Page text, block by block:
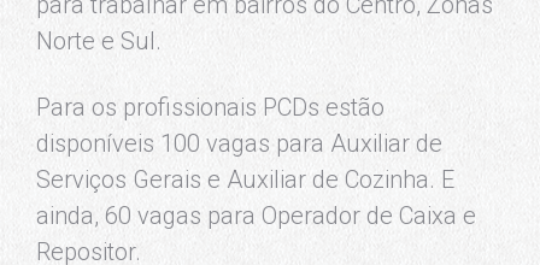
Norte e Sul.
Para os profissionais PCDs estão
disponíveis 100 vagas para Auxiliar de
Serviços Gerais e Auxiliar de Cozinha. E
ainda, 60 vagas para Operador de Caixa e
Repositor.